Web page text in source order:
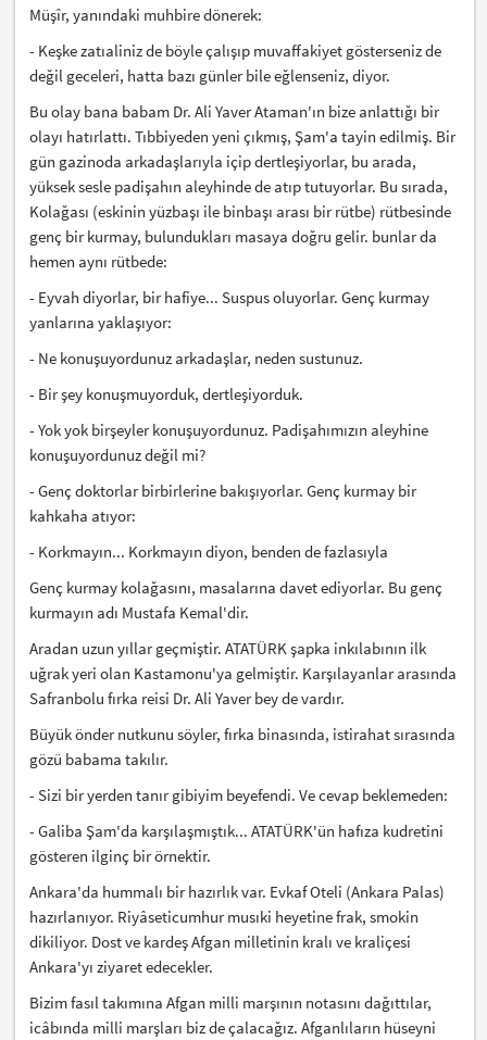
Müşîr, yanındaki muhbire dönerek:
- Keşke zatıaliniz de böyle çalışıp muvaffakiyet gösterseniz de
değil geceleri, hatta bazı günler bile eğlenseniz, diyor.
Bu olay bana babam Dr. Ali Yaver Ataman'ın bize anlattığı bir
olayı hatırlattı. Tıbbiyeden yeni çıkmış, Şam'a tayin edilmiş. Bir
gün gazinoda arkadaşlarıyla içip dertleşiyorlar, bu arada,
yüksek sesle padişahın aleyhinde de atıp tutuyorlar. Bu sırada,
Kolağası (eskinin yüzbaşı ile binbaşı arası bir rütbe) rütbesinde
genç bir kurmay, bulundukları masaya doğru gelir. bunlar da
hemen aynı rütbede:
- Eyvah diyorlar, bir hafiye... Suspus oluyorlar. Genç kurmay
yanlarına yaklaşıyor:
- Ne konuşuyordunuz arkadaşlar, neden sustunuz.
- Bir şey konuşmuyorduk, dertleşiyorduk.
- Yok yok birşeyler konuşuyordunuz. Padişahımızın aleyhine
konuşuyordunuz değil mi?
- Genç doktorlar birbirlerine bakışıyorlar. Genç kurmay bir
kahkaha atıyor:
- Korkmayın... Korkmayın diyon, benden de fazlasıyla
Genç kurmay kolağasını, masalarına davet ediyorlar. Bu genç
kurmayın adı Mustafa Kemal'dir.
Aradan uzun yıllar geçmiştir. ATATÜRK şapka inkılabının ilk
uğrak yeri olan Kastamonu'ya gelmiştir. Karşılayanlar arasında
Safranbolu fırka reisi Dr. Ali Yaver bey de vardır.
Büyük önder nutkunu söyler, fırka binasında, istirahat sırasında
gözü babama takılır.
- Sizi bir yerden tanır gibiyim beyefendi. Ve cevap beklemeden:
- Galiba Şam'da karşılaşmıştık... ATATÜRK'ün hafıza kudretini
gösteren ilginç bir örnektir.
Ankara'da hummalı bir hazırlık var. Evkaf Oteli (Ankara Palas)
hazırlanıyor. Riyâseticumhur musıki heyetine frak, smokin
dikiliyor. Dost ve kardeş Afgan milletinin kralı ve kraliçesi
Ankara'yı ziyaret edecekler.
Bizim fasıl takımına Afgan milli marşının notasını dağıttılar,
icâbında milli marşları biz de çalacağız. Afganlıların hüseyni